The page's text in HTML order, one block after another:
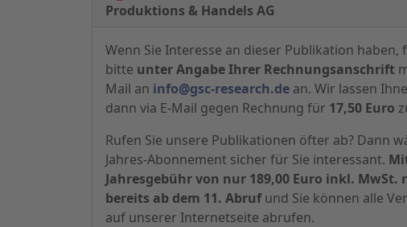
Produktions & Handels AG
Wenn Sie Interesse an dieser Publikation haben,
bitte unter Angabe Ihrer Rechnungsanschrift
Mail an info@gsc-research.de an. Wir lassen
dann via E-Mail gegen Rechnung für 17,50 Euro
Rufen Sie unsere Publikationen öfter ab? Dann
Jahres-Abonnement sicher für Sie interessant.
Jahresgebühr von nur 189,00 Euro inkl. MwSt.
bereits ab dem 11. Abrufund Sie können alle
auf unserer Internetseite abrufen.